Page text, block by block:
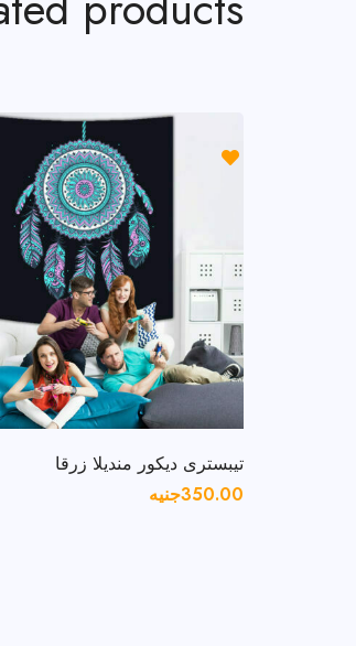
تيبسترى ديكور منديلا زرقا
350.00جنيه